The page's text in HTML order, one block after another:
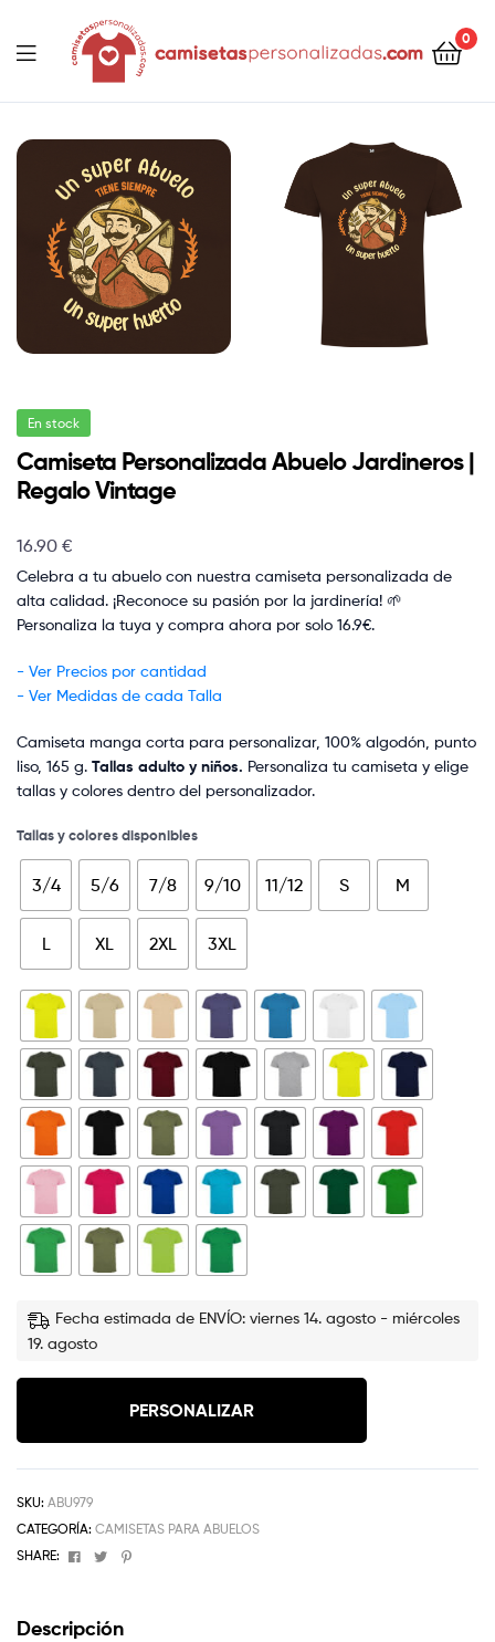
Camisetaspersonalizadas.com
0
En stock
Camiseta Personalizada Abuelo Jardineros |
Regalo Vintage
16.90 €
Celebra a tu abuelo con nuestra camiseta personalizada de
alta calidad. ¡Reconoce su pasión por la jardinería! 🌱
Personaliza la tuya y compra ahora por solo 16.9€.
- Ver Precios por cantidad
- Ver Medidas de cada Talla
Camiseta manga corta para personalizar, 100% algodón, punto
liso, 165 g. Tallas adulto y niños. Personaliza tu camiseta y elige
tallas y colores dentro del personalizador.
Tallas y colores disponibles
3/4 5/6 7/8 9/10 11/12 S M
L XL 2XL 3XL
Fecha estimada de ENVÍO: viernes 14. agosto - miércoles
19. agosto
PERSONALIZAR
SKU: ABU979
CATEGORÍA: CAMISETAS PARA ABUELOS
SHARE:
Facebook
TwitterPinterest
Descripción